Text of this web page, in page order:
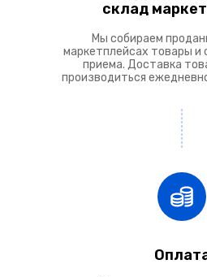
склад
Мы собираем
маркетплейсах товары и
приема. Доставка
производиться